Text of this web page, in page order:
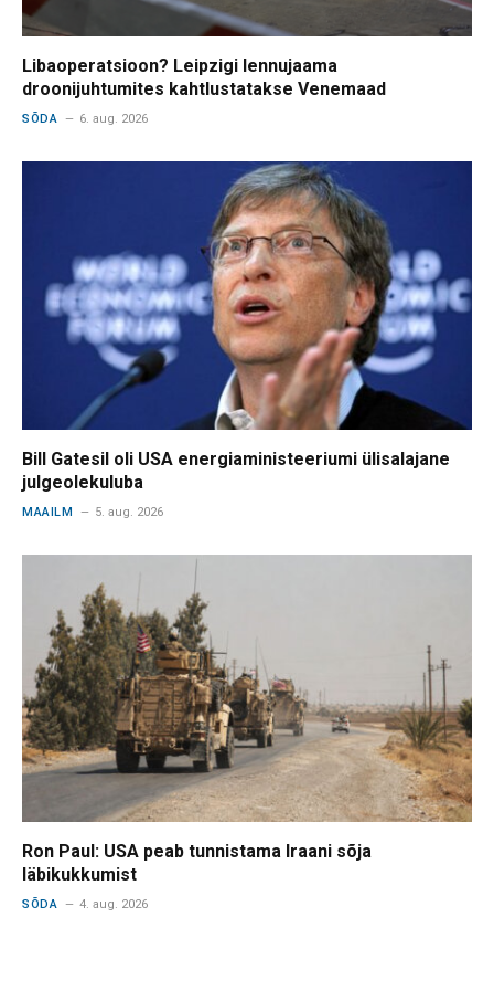
Libaoperatsioon? Leipzigi lennujaama
droonijuhtumites kahtlustatakse Venemaad
SÕDA 6. aug. 2026
Bill Gatesil oli USA energiaministeeriumi ülisalajane
julgeolekuluba
MAAILM 5. aug. 2026
Ron Paul: USA peab tunnistama Iraani sõja
läbikukkumist
SÕDA 4. aug. 2026